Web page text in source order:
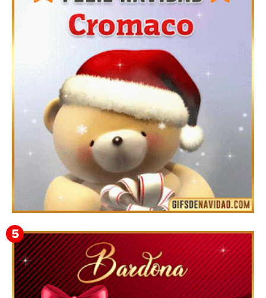
Te deseo una Feliz Navidad Barsimea